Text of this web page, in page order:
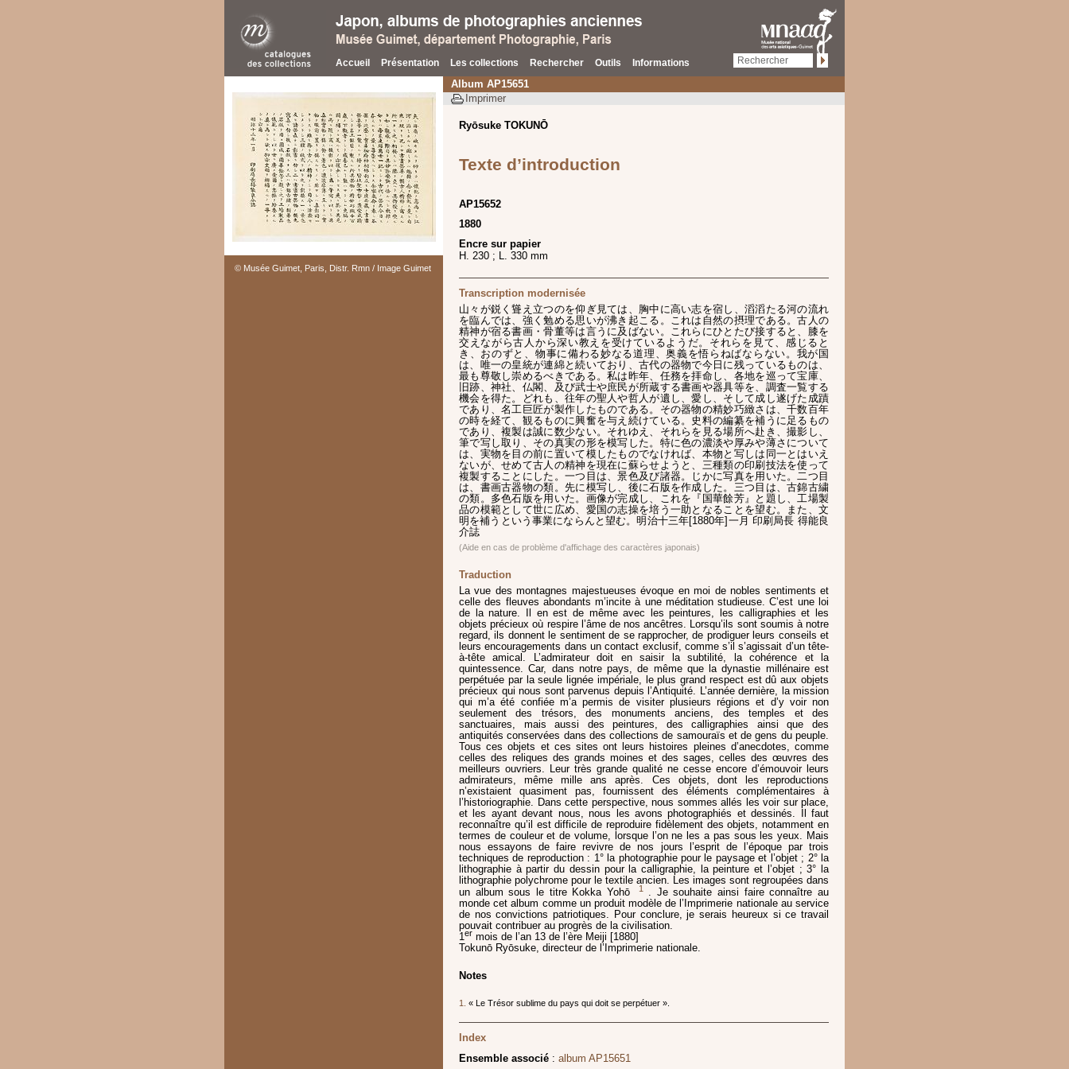
Accueil Présentation Les collections Rechercher Outils Informations
© Musée Guimet, Paris, Distr. Rmn / Image Guimet
Album AP15651
Imprimer
Ryōsuke TOKUNŌ
Texte d’introduction
AP15652
1880
Encre sur papier
H. 230 ; L. 330 mm
Transcription modernisée
山々が鋭く聳え立つのを仰ぎ見ては、胸中に高い志を宿し、滔滔たる河の流れ
を臨んでは、強く勉める思いが沸き起こる。これは自然の摂理である。古人の
精神が宿る書画・骨董等は言うに及ばない。これらにひとたび接すると、膝を
交えながら古人から深い教えを受けているようだ。それらを見て、感じると
き、おのずと、物事に備わる妙なる道理、奥義を悟らねばならない。我が国
は、唯一の皇統が連綿と続いており、古代の器物で今日に残っているものは、
最も尊敬し崇めるべきである。私は昨年、任務を拝命し、各地を巡って宝庫、
旧跡、神社、仏閣、及び武士や庶民が所蔵する書画や器具等を、調査一覧する
機会を得た。どれも、往年の聖人や哲人が遺し、愛し、そして成し遂げた成蹟
であり、名工巨匠が製作したものである。その器物の精妙巧緻さは、千数百年
の時を経て、観るものに興奮を与え続けている。史料の編纂を補うに足るもの
であり、複製は誠に数少ない。それゆえ、それらを見る場所へ赴き、撮影し、
筆で写し取り、その真実の形を模写した。特に色の濃淡や厚みや薄さについて
は、実物を目の前に置いて模したものでなければ、本物と写しは同一とはいえ
ないが、せめて古人の精神を現在に蘇らせようと、三種類の印刷技法を使って
複製することにした。一つ目は、景色及び諸器。じかに写真を用いた。二つ目
は、書画古器物の類。先に模写し、後に石版を作成した。三つ目は、古錦古繍
の類。多色石版を用いた。画像が完成し、これを『国華餘芳』と題し、工場製
品の模範として世に広め、愛国の志操を培う一助となることを望む。また、文
明を補うという事業にならんと望む。明治十三年[1880年]一月 印刷局長 得能良
介誌
(Aide en cas de problème d'affichage des caractères japonais)
Traduction
La vue des montagnes majestueuses évoque en moi de nobles sentiments et
celle des fleuves abondants m’incite à une méditation studieuse. C’est une loi
de la nature. Il en est de même avec les peintures, les calligraphies et les
objets précieux où respire l’âme de nos ancêtres. Lorsqu’ils sont soumis à notre
regard, ils donnent le sentiment de se rapprocher, de prodiguer leurs conseils et
leurs encouragements dans un contact exclusif, comme s’il s’agissait d’un tête-
à-tête amical. L’admirateur doit en saisir la subtilité, la cohérence et la
quintessence. Car, dans notre pays, de même que la dynastie millénaire est
perpétuée par la seule lignée impériale, le plus grand respect est dû aux objets
précieux qui nous sont parvenus depuis l’Antiquité. L’année dernière, la mission
qui m’a été confiée m’a permis de visiter plusieurs régions et d’y voir non
seulement des trésors, des monuments anciens, des temples et des
sanctuaires, mais aussi des peintures, des calligraphies ainsi que des
antiquités conservées dans des collections de samouraïs et de gens du peuple.
Tous ces objets et ces sites ont leurs histoires pleines d’anecdotes, comme
celles des reliques des grands moines et des sages, celles des œuvres des
meilleurs ouvriers. Leur très grande qualité ne cesse encore d’émouvoir leurs
admirateurs, même mille ans après. Ces objets, dont les reproductions
n’existaient quasiment pas, fournissent des éléments complémentaires à
l’historiographie. Dans cette perspective, nous sommes allés les voir sur place,
et les ayant devant nous, nous les avons photographiés et dessinés. Il faut
reconnaître qu’il est difficile de reproduire fidèlement des objets, notamment en
termes de couleur et de volume, lorsque l’on ne les a pas sous les yeux. Mais
nous essayons de faire revivre de nos jours l’esprit de l’époque par trois
techniques de reproduction : 1° la photographie pour le paysage et l’objet ; 2° la
lithographie à partir du dessin pour la calligraphie, la peinture et l’objet ; 3° la
lithographie polychrome pour le textile ancien. Les images sont regroupées dans
un album sous le titre Kokka Yohō
1
. Je souhaite ainsi faire connaître au
monde cet album comme un produit modèle de l’Imprimerie nationale au service
de nos convictions patriotiques. Pour conclure, je serais heureux si ce travail
pouvait contribuer au progrès de la civilisation.
1er mois de l’an 13 de l’ère Meiji [1880]
Tokunō Ryōsuke, directeur de l’Imprimerie nationale.
Notes
1. « Le Trésor sublime du pays qui doit se perpétuer ».
Index
Ensemble associé : album AP15651